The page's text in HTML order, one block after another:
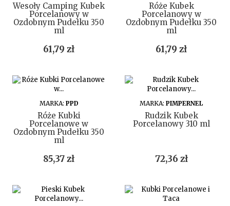
Wesoły Camping Kubek
Porcelanowy w
Ozdobnym Pudełku 350
ml
Cena
61,79 zł
Róże Kubek
Porcelanowy w
Ozdobnym Pudełku 350
ml
Cena
61,79 zł
DO KOSZYKA
MARKA: PPD
Róże Kubki
Porcelanowe w
Ozdobnym Pudełku 350
ml
Cena
85,37 zł
DO KOSZYKA
MARKA: PIMPERNEL
Rudzik Kubek
Porcelanowy 310 ml
Cena
72,36 zł